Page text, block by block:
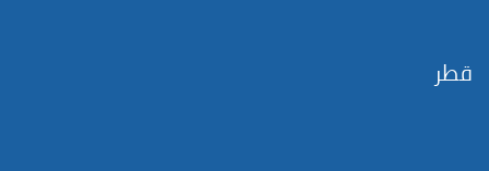
قطر